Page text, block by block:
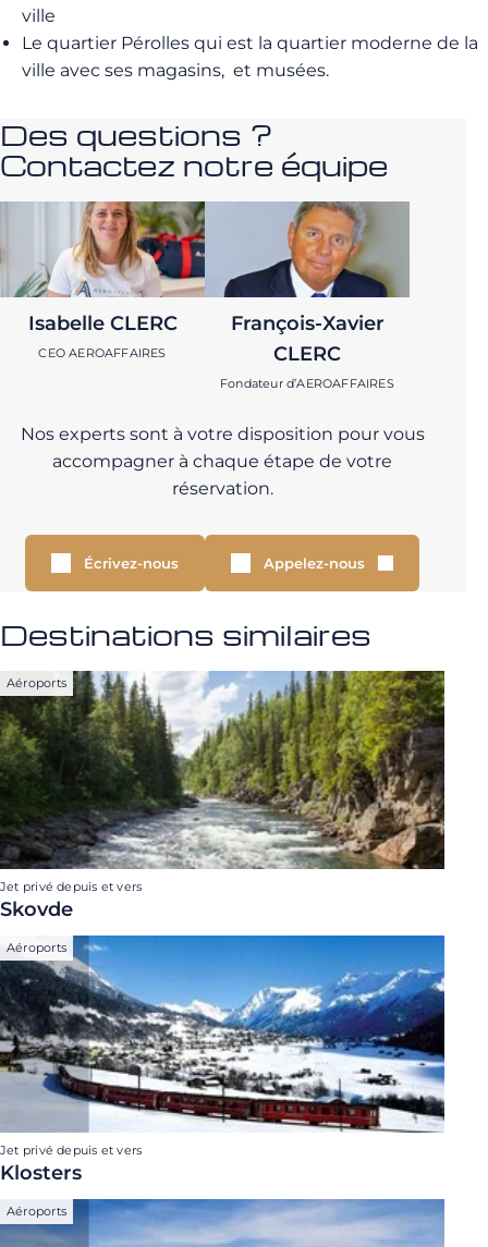
ville
Le quartier Pérolles qui est la quartier moderne de la
ville avec ses magasins, et musées.
Des questions ?
Contactez notre équipe
Isabelle CLERC
CEO AEROAFFAIRES
François-Xavier
CLERC
Fondateur d’AEROAFFAIRES
Nos experts sont à votre disposition pour vous
accompagner à chaque étape de votre
réservation.
Écrivez-nous Appelez-nous
Destinations similaires
Aéroports
Jet privé depuis et vers
Skovde
Aéroports
Jet privé depuis et vers
Klosters
Aéroports